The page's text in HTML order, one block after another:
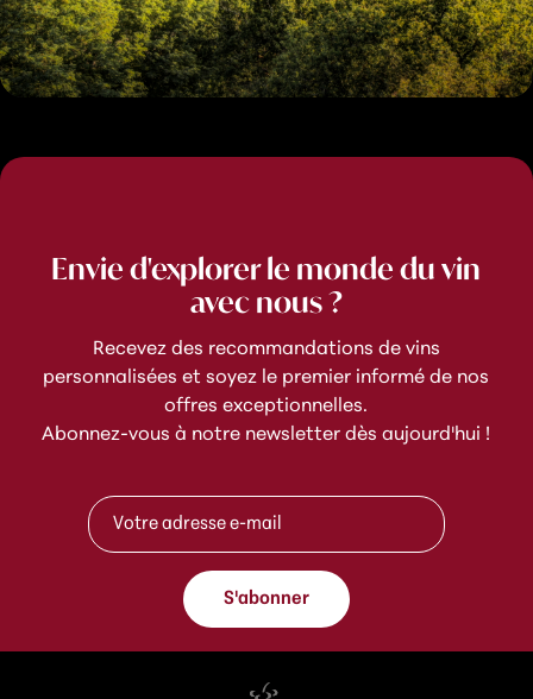
Envie d'explorer le monde du vin
avec nous ?
Recevez des recommandations de vins
personnalisées et soyez le premier informé de nos
offres exceptionnelles.
Abonnez-vous à notre newsletter dès aujourd'hui !
e
a
i
l
e
-
A
d
r
S'abonner